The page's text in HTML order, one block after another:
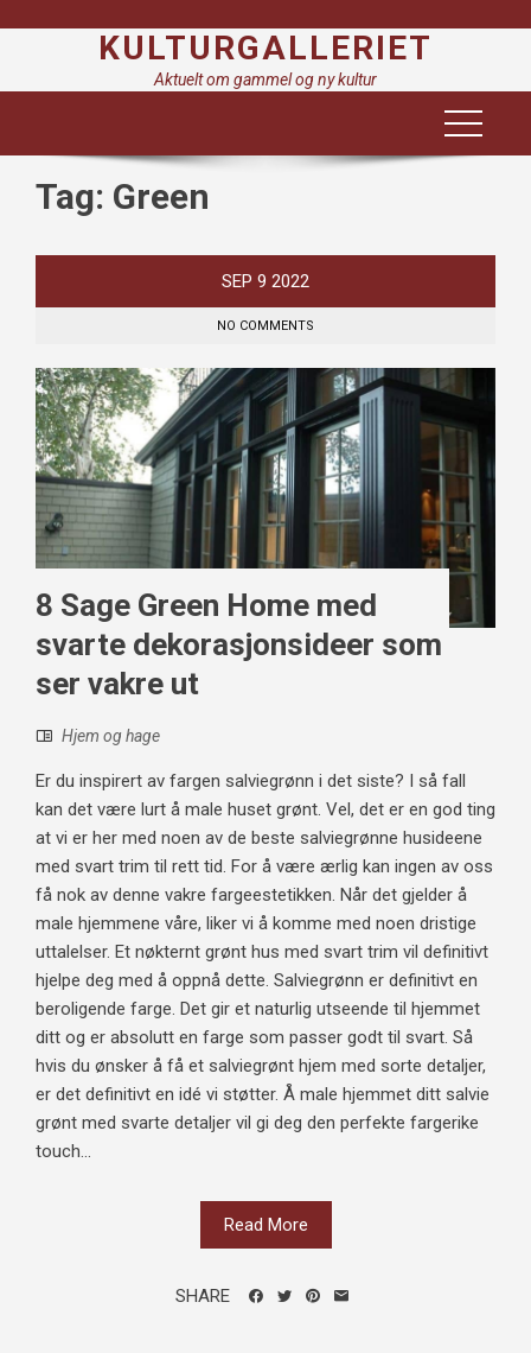
KULTURGALLERIET
Aktuelt om gammel og ny kultur
Tag: Green
SEP 9 2022
NO COMMENTS
8 Sage Green Home med
svarte dekorasjonsideer som
ser vakre ut
Hjem og hage
Er du inspirert av fargen salviegrønn i det siste? I så fall
kan det være lurt å male huset grønt. Vel, det er en god ting
at vi er her med noen av de beste salviegrønne husideene
med svart trim til rett tid. For å være ærlig kan ingen av oss
få nok av denne vakre fargeestetikken. Når det gjelder å
male hjemmene våre, liker vi å komme med noen dristige
uttalelser. Et nøkternt grønt hus med svart trim vil definitivt
hjelpe deg med å oppnå dette. Salviegrønn er definitivt en
beroligende farge. Det gir et naturlig utseende til hjemmet
ditt og er absolutt en farge som passer godt til svart. Så
hvis du ønsker å få et salviegrønt hjem med sorte detaljer,
er det definitivt en idé vi støtter. Å male hjemmet ditt salvie
grønt med svarte detaljer vil gi deg den perfekte fargerike
touch...
Read More
SHARE